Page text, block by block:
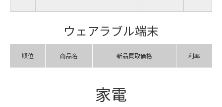
ウェアラブル端末
順位 商品名 新品買取価格 利率
家電